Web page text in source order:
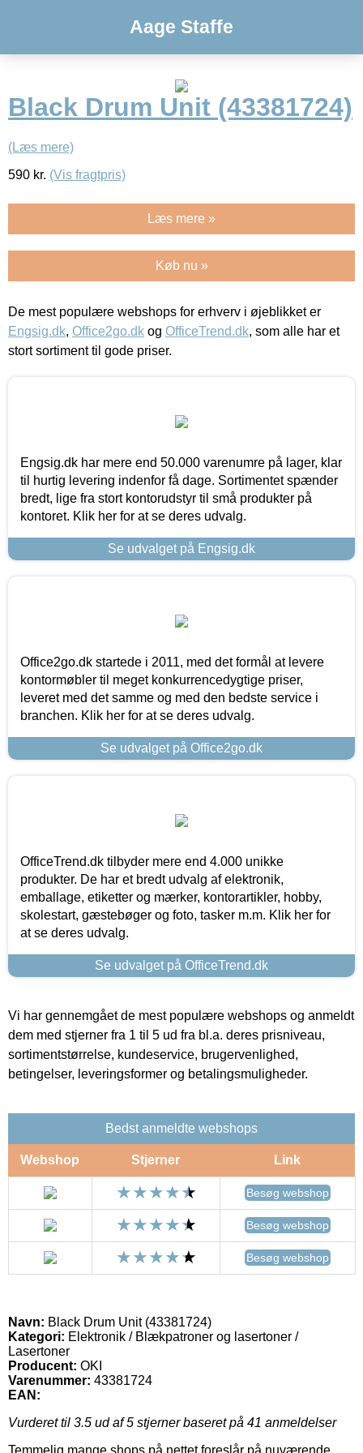
Aage Staffe
Black Drum Unit (43381724)
(Læs mere)
590 kr. (Vis fragtpris)
Læs mere »
Køb nu »
De mest populære webshops for erhverv i øjeblikket er
Engsig.dk, Office2go.dk og OfficeTrend.dk, som alle har et
stort sortiment til gode priser.
Engsig.dk har mere end 50.000 varenumre på lager, klar
til hurtig levering indenfor få dage. Sortimentet spænder
bredt, lige fra stort kontorudstyr til små produkter på
kontoret. Klik her for at se deres udvalg.
Se udvalget på Engsig.dk
Office2go.dk startede i 2011, med det formål at levere
kontormøbler til meget konkurrencedygtige priser,
leveret med det samme og med den bedste service i
branchen. Klik her for at se deres udvalg.
Se udvalget på Office2go.dk
OfficeTrend.dk tilbyder mere end 4.000 unikke
produkter. De har et bredt udvalg af elektronik,
emballage, etiketter og mærker, kontorartikler, hobby,
skolestart, gæstebøger og foto, tasker m.m. Klik her for
at se deres udvalg.
Se udvalget på OfficeTrend.dk
Vi har gennemgået de mest populære webshops og anmeldt
dem med stjerner fra 1 til 5 ud fra bl.a. deres prisniveau,
sortimentstørrelse, kundeservice, brugervenlighed,
betingelser, leveringsformer og betalingsmuligheder.
Bedst anmeldte webshops
Webshop Stjerner Link
Besøg webshop
Besøg webshop
Besøg webshop
Navn: Black Drum Unit (43381724)
Kategori: Elektronik / Blækpatroner og lasertoner /
Lasertoner
Producent: OKI
Varenummer: 43381724
EAN:
Vurderet til 3.5 ud af 5 stjerner baseret på 41 anmeldelser
Temmelig mange shops på nettet foreslår på nuværende